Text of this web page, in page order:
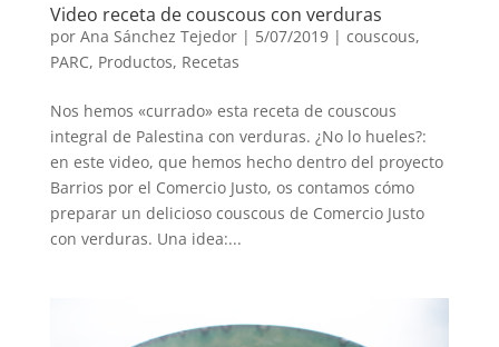
Video receta de couscous con verduras
por Ana Sánchez Tejedor| 5/07/2019 | couscous,
PARC, Productos, Recetas
Nos hemos «currado» esta receta de couscous
integral de Palestina con verduras. ¿No lo hueles?:
en este video, que hemos hecho dentro del proyecto
Barrios por el Comercio Justo, os contamos cómo
preparar un delicioso couscous de Comercio Justo
con verduras. Una idea:...